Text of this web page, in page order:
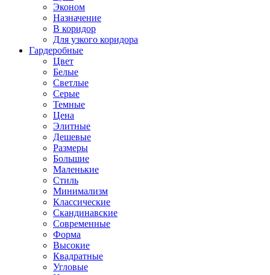
Эконом
Назначение
В коридор
Для узкого коридора
Гардеробные
Цвет
Белые
Светлые
Серые
Темные
Цена
Элитные
Дешевые
Размеры
Большие
Маленькие
Стиль
Минимализм
Классические
Скандинавские
Современные
Форма
Высокие
Квадратные
Угловые